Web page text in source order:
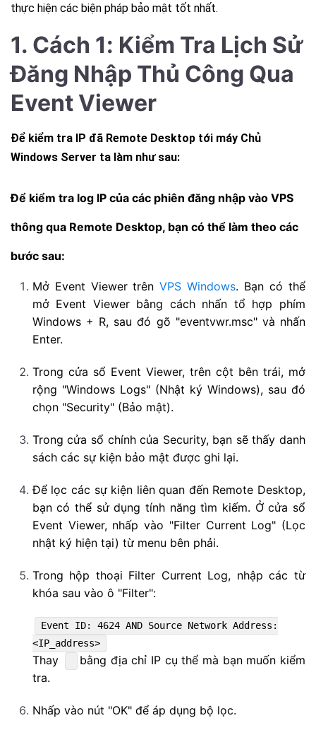
thực hiện các biện pháp bảo mật tốt nhất.
1. Cách 1: Kiểm Tra Lịch Sử
Đăng Nhập Thủ Công Qua
Event Viewer
Để kiểm tra IP đã Remote Desktop tới máy Chủ
Windows Server ta làm như sau:
Để kiểm tra log IP của các phiên đăng nhập vào VPS
thông qua Remote Desktop, bạn có thể làm theo các
bước sau:
Mở Event Viewer trênVPS Windows. Bạn có thể
mở Event Viewer bằng cách nhấn tổ hợp phím
Windows + R, sau đó gõ "eventvwr.msc" và nhấn
Enter.
Trong cửa sổ Event Viewer, trên cột bên trái, mở
rộng "Windows Logs" (Nhật ký Windows), sau đó
chọn "Security" (Bảo mật).
Trong cửa sổ chính của Security, bạn sẽ thấy danh
sách các sự kiện bảo mật được ghi lại.
Để lọc các sự kiện liên quan đến Remote Desktop,
bạn có thể sử dụng tính năng tìm kiếm. Ở cửa sổ
Event Viewer, nhấp vào "Filter Current Log" (Lọc
nhật ký hiện tại) từ menu bên phải.
Trong hộp thoại Filter Current Log, nhập các từ
khóa sau vào ô "Filter":
Event ID: 4624 AND Source Network Address :
<IP_address>
Thay
bằng địa chỉ IP cụ thể mà bạn muốn kiểm
tra.
Nhấp vào nút "OK" để áp dụng bộ lọc.